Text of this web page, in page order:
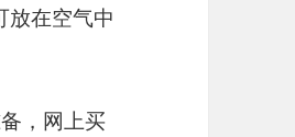
放在空气中
，网上买